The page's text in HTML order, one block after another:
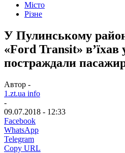
Місто
Різне
У Пулинському
«Ford Transit» в’їхав
постраждали
Автор -
1.zt.ua info
-
09.07.2018 - 12:33
Facebook
WhatsApp
Telegram
Copy URL